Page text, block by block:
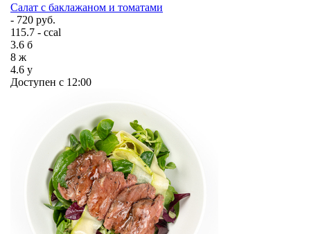
Салат с баклажаном и томатами
- 720 руб.
115.7 - ccal
3.6 б
8 ж
4.6 у
Доступен с 12:00